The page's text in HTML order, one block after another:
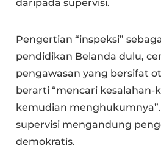
daripada supervisi.
Pengertian “inspeksi”
pendidikan Belanda dulu,
pengawasan yang bersifat
berarti “mencari kesalahan-
kemudian
supervisi mengandung
demokratis.